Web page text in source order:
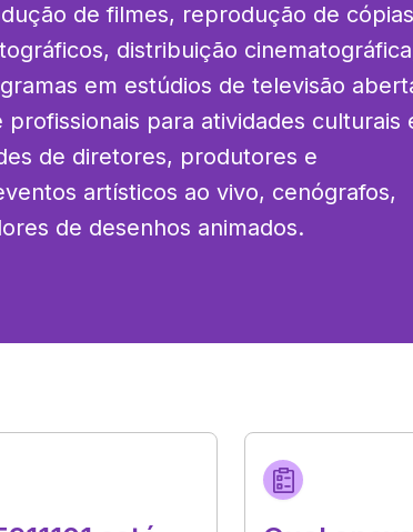
de filmes, reprodução de cópias
distribuição
em estúdios de televisão
profissionais para atividades culturais
de diretores, produtores e
artísticos ao vivo, cenógrafos,
de desenhos animados.